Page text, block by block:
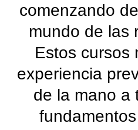
comenzando
mundo de las
Estos cursos
experiencia
de la mano a